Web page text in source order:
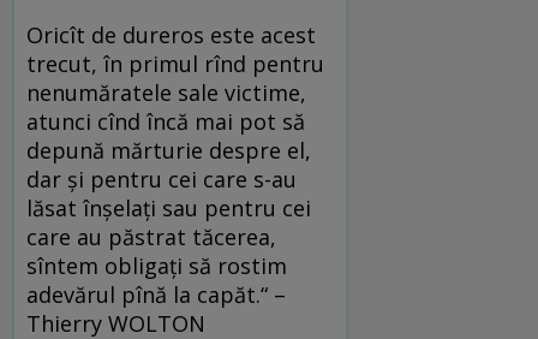
Oricît de dureros este acest
trecut, în primul rînd pentru
nenumăratele sale victime,
atunci cînd încă mai pot să
depună mărturie despre el,
dar și pentru cei care s-au
lăsat înșelați sau pentru cei
care au păstrat tăcerea,
sîntem obligați să rostim
adevărul pînă la capăt.“ –
Thierry WOLTON